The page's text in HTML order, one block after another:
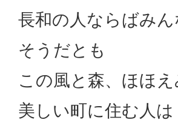
長和の人ならばみ
そうだとも
この風と森、ほほ
美しい町に住む人は